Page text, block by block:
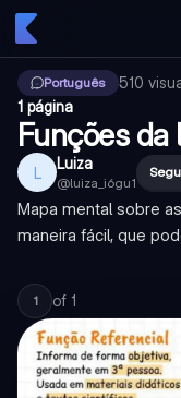
Português 510
1 página
Funções
L Luiza
@luiza_i6gu1
Mapa mental sobre
maneira fácil, que
1 of 1